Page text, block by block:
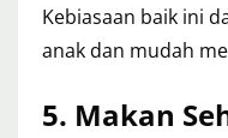
Kebiasaan baik ini
anak dan mudah
5. Makan